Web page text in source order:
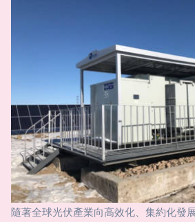
隨著全球光伏產業向高效化、集約化發